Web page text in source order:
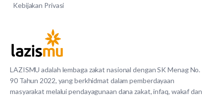
LAZISMU adalah lembaga zakat nasional dengan SK Menag No.
90 Tahun 2022, yang berkhidmat dalam pemberdayaan
masyarakat melalui pendayagunaan dana zakat, infaq, wakaf dan
Kebijakan Privasi